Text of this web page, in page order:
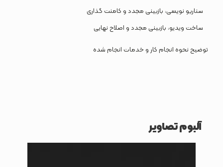
سناریو نویسی، بازبینی مجدد و کامنت گذاری
ساخت ویدیو، بازبینی مجدد و اصلاح نهایی
توضیح نحوه انجام کار و خدمات انجام شده
آلبوم تصاویر